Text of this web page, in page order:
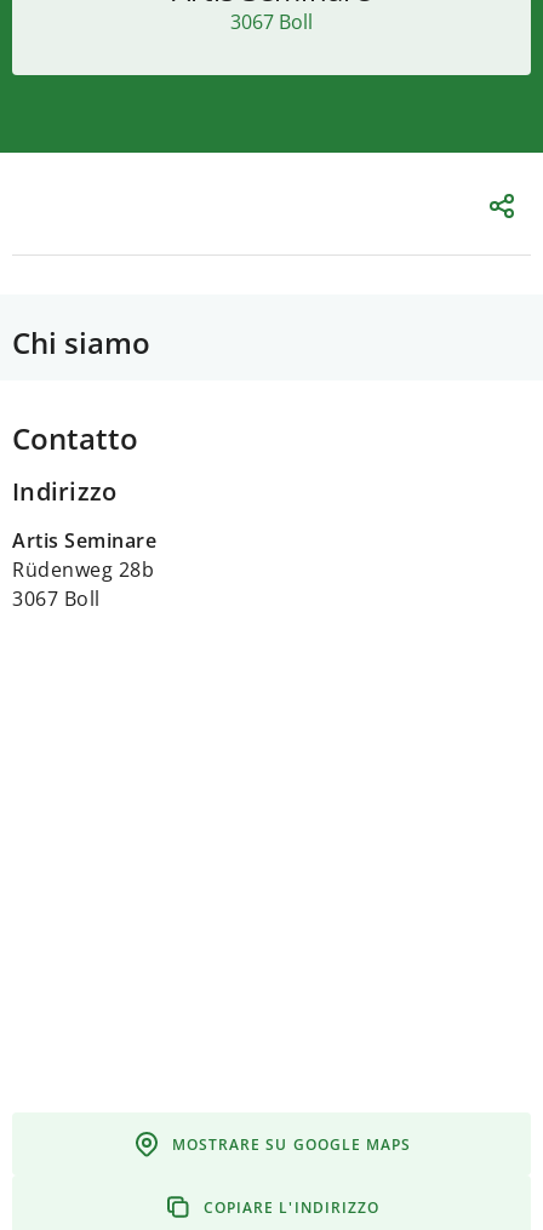
3067 Boll
Chi siamo
Contatto
Indirizzo
Artis Seminare
Rüdenweg 28b
3067 Boll
MOSTRARE SU GOOGLE MAPS
COPIARE L'INDIRIZZO